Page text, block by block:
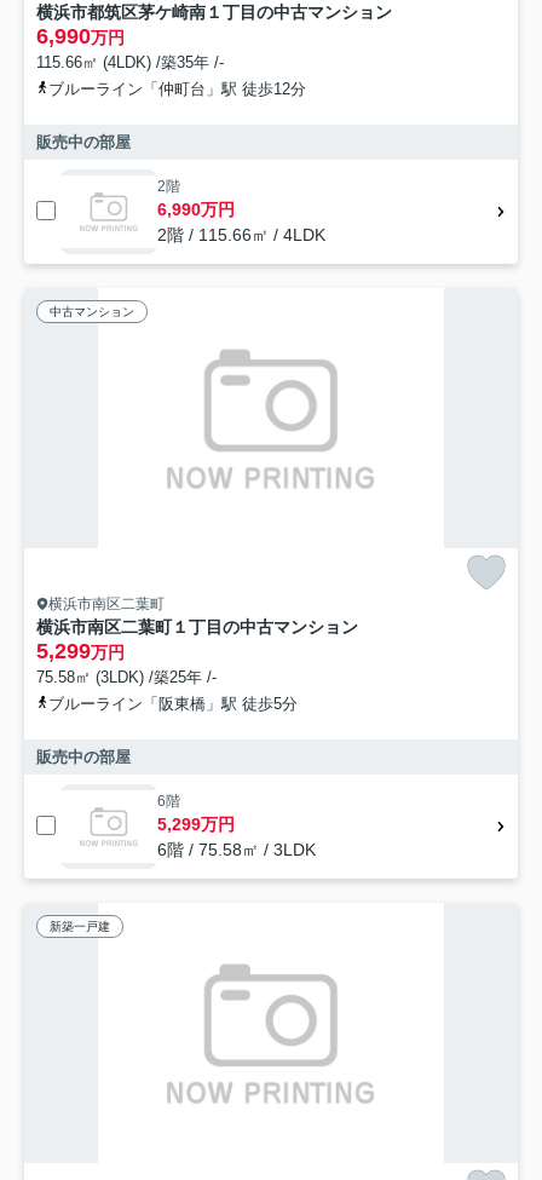
横浜市都筑区茅ケ崎南１丁目の中古マンション
6,990万円
115.66㎡ (4LDK) /築35年 /-
ブルーライン「仲町台」駅 徒歩12分
販売中の部屋
2階
6,990万円
2階 / 115.66㎡ / 4LDK
中古マンション
横浜市南区二葉町
横浜市南区二葉町１丁目の中古マンション
5,299万円
75.58㎡ (3LDK) /築25年 /-
ブルーライン「阪東橋」駅 徒歩5分
販売中の部屋
6階
5,299万円
6階 / 75.58㎡ / 3LDK
新築一戸建